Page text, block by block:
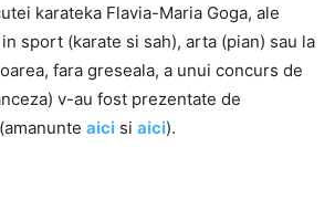
karateka Flavia-Maria Goga, ale
sport (karate si sah), arta (pian) sau la
fara greseala, a unui concurs de
v-au fost prezentate de
amanunte aici si aici).